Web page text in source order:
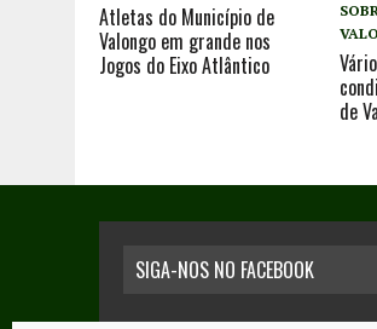
Atletas do Município de
Valongo em grande nos
Jogos do Eixo Atlântico
de
SIGA-NOS NO FACEBOOK